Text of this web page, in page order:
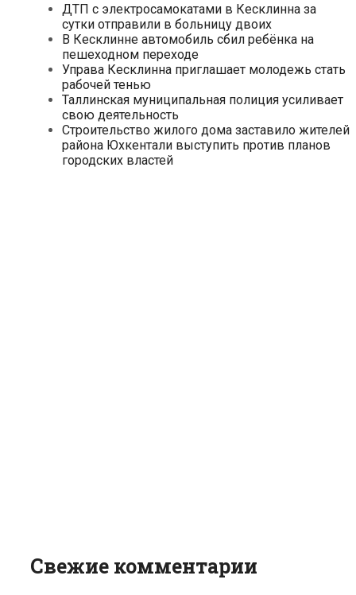
ДТП с электросамокатами в Кесклинна за
сутки отправили в больницу двоих
В Кесклинне автомобиль сбил ребёнка на
пешеходном переходе
Управа Кесклинна приглашает молодежь стать
рабочей тенью
Таллинская муниципальная полиция усиливает
свою деятельность
Строительство жилого дома заставило жителей
района Юхкентали выступить против планов
городских властей
Свежие комментарии